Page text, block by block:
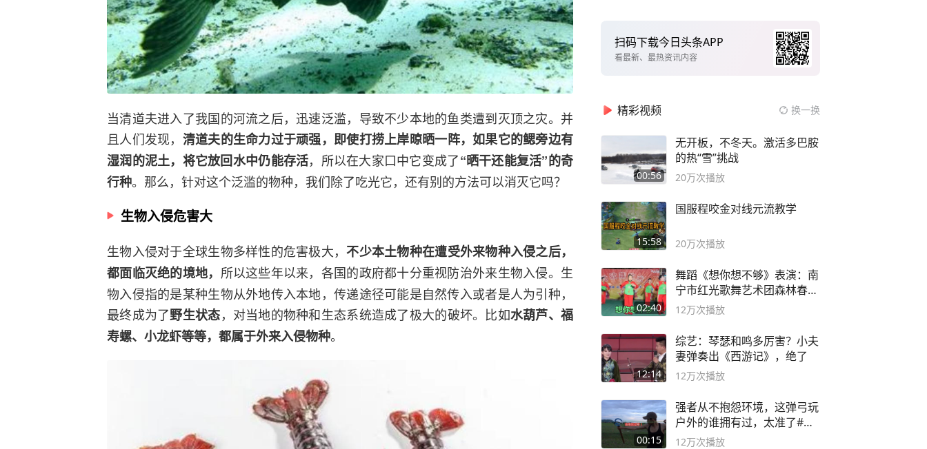
当清道夫进入了我国的河流之后，迅速泛滥，导致不少本地的鱼类遭到灭顶之灾。并
且人们发现， 清道夫的生命力过于顽强，即使打捞上岸晾晒一阵，如果它的鳃旁边有
湿润的泥土，将它放回水中仍能存活，所以在大家口中它变成了“晒干还能复活”的奇
行种。那么，针对这个泛滥的物种，我们除了吃光它，还有别的方法可以消灭它吗？
生物入侵危害大
生物入侵对于全球生物多样性的危害极大，不少本土物种在遭受外来物种入侵之后，
都面临灭绝的境地， 所以这些年以来，各国的政府都十分重视防治外来生物入侵。生
物入侵指的是某种生物从外地传入本地，传递途径可能是自然传入或者是人为引种，
最终成为了野生状态，对当地的物种和生态系统造成了极大的破坏。比如水葫芦、福
寿螺、小龙虾等等，都属于外来入侵物种。
扫码下载今日头条APP
看最新、最热资讯内容
精彩视频 换一换
00:56
无开板，不冬天。激活多巴胺
的热“雪”挑战
20万次播放
15:58
国服程咬金对线元流教学
20万次播放
02:40
舞蹈《想你想不够》表演：南
宁市红光歌舞艺术团森林春红
舞蹈队。
12万次播放
12:14
综艺：琴瑟和鸣多厉害？小夫
妻弹奏出《西游记》，绝了
12万次播放
00:15
强者从不抱怨环境，这弹弓玩
户外的谁拥有过，太准了#弹
弓#户外
12万次播放